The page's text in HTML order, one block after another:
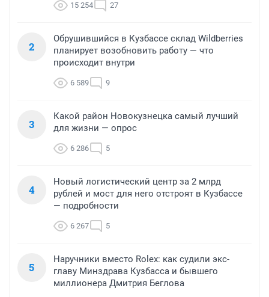
15 254 27
2
Обрушившийся в Кузбассе склад Wildberries
планирует возобновить работу — что
происходит внутри
6 589 9
3
Какой район Новокузнецка самый лучший
для жизни — опрос
6 286 5
4
Новый логистический центр за 2 млрд
рублей и мост для него отстроят в Кузбассе
— подробности
6 267 5
5
Наручники вместо Rolex: как судили экс-
главу Минздрава Кузбасса и бывшего
миллионера Дмитрия Беглова